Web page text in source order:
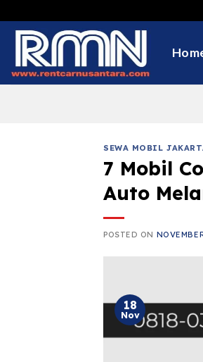
to
content
SEWA MOBIL
7 Mobil
Auto
POSTED ON
18
Nov